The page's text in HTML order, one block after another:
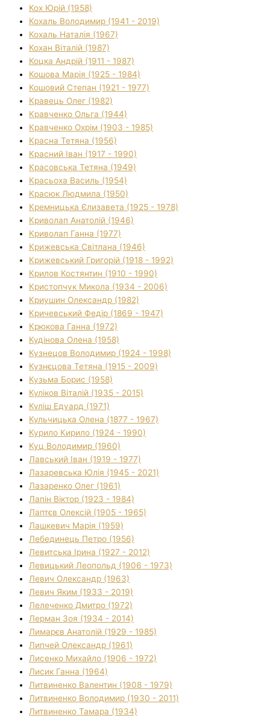
Кох Юрій (1958)
Кохаль Володимир (1941 - 2019)
Кохаль Наталія (1967)
Кохан Віталій (1987)
Коцка Андрій (1911 - 1987)
Кошова Марія (1925 - 1984)
Кошовий Степан (1921 - 1977)
Кравець Олег (1982)
Кравченко Ольга (1944)
Кравченко Охрім (1903 - 1985)
Красна Тетяна (1956)
Красний Іван (1917 - 1990)
Красовська Тетяна (1949)
Красьоха Василь (1954)
Красюк Людмила (1950)
Кремницька Єлизавета (1925 - 1978)
Криволап Анатолій (1946)
Криволап Ганна (1977)
Крижевська Світлана (1946)
Крижевський Григорій (1918 - 1992)
Крилов Костянтин (1910 - 1990)
Кристопчук Микола (1934 - 2006)
Криушин Олександр (1982)
Кричевський Федір (1869 - 1947)
Крюкова Ганна (1972)
Кудінова Олена (1958)
Кузнецов Володимир (1924 - 1998)
Кузнєцова Тетяна (1915 - 2009)
Кузьма Борис (1958)
Куліков Віталій (1935 - 2015)
Куліш Едуард (1971)
Кульчицька Олена (1877 - 1967)
Курило Кирило (1924 - 1990)
Куц Володимир (1960)
Лавський Іван (1919 - 1977)
Лазаревська Юлія (1945 - 2021)
Лазаренко Олег (1961)
Лапін Віктор (1923 - 1984)
Лаптєв Олексій (1905 - 1965)
Лашкевич Марія (1959)
Лебединець Петро (1956)
Левитська Ірина (1927 - 2012)
Левицький Леопольд (1906 - 1973)
Левич Олександр (1963)
Левич Яким (1933 - 2019)
Лелеченко Дмитро (1972)
Лерман Зоя (1934 - 2014)
Лимарєв Анатолій (1929 - 1985)
Липчей Олександр (1961)
Лисенко Михайло (1906 - 1972)
Лисик Ганна (1964)
Литвиненко Валентин (1908 - 1979)
Литвиненко Володимир (1930 - 2011)
Литвиненко Тамара (1934)